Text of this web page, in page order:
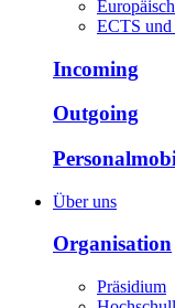
ECTS
Incoming
Outgoing
Über uns
Organisation
Präsidium